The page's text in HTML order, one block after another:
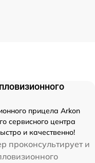
прицела Arkon
сервисного центра
и качественно!
проконсультирует и